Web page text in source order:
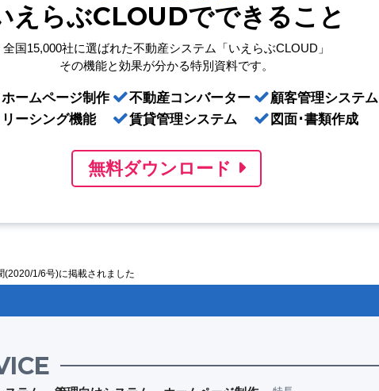
えらぶCLOUDでできること
全国15,000社に選ばれた不動産システム「いえらぶCLOUD」
その機能と効果が分かる特別資料です。
ホームページ制作
リーシング機能
不動産コンバーター
賃貸管理システム
顧客管理システム
図面･書類作成
無料ダウンロード
(2020/1/6号)に掲載されました